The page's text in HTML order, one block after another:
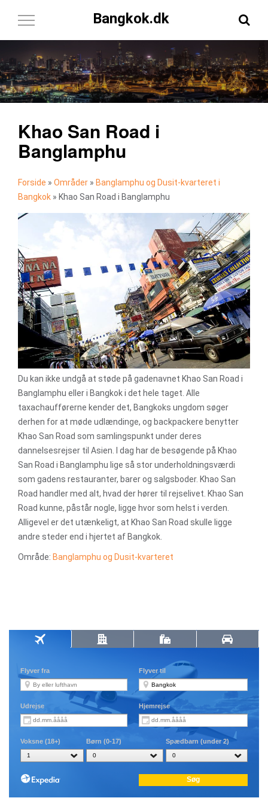
Bangkok.dk
Toggle
Khao San Road i
Banglamphu
Forside » Områder » Banglamphu og Dusit-kvarteret i
Bangkok » Khao San Road i Banglamphu
Du kan ikke undgå at støde på gadenavnet Khao San Road i
Banglamphu eller i Bangkok i det hele taget. Alle
taxachaufførerne kender det, Bangkoks ungdom søger
derhen for at møde udlændinge, og backpackere benytter
Khao San Road som samlingspunkt under deres
dannelsesrejser til Asien. I dag har de besøgende på Khao
San Road i Banglamphu lige så stor underholdningsværdi
som gadens restauranter, barer og salgsboder. Khao San
Road handler med alt, hvad der hører til rejselivet. Khao San
Road kunne, påstår nogle, ligge hvor som helst i verden.
Alligevel er det utænkeligt, at Khao San Road skulle ligge
andre steder end i hjertet af Bangkok.
Område: Banglamphu og Dusit-kvarteret